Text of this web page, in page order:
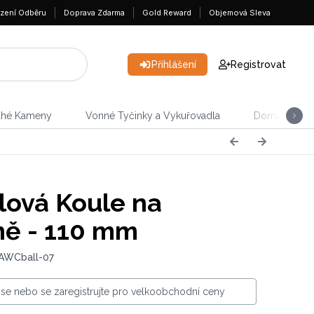
Odběru Doprava Zdarma Gold Reward Objemová Sleva
Přihlášení Registrovat
Kameny Vonné Tyčinky a Vykuřovadla Domácnost
Koule na
- 110 mm
07
se nebo se zaregistrujte pro velkoobchodní ceny